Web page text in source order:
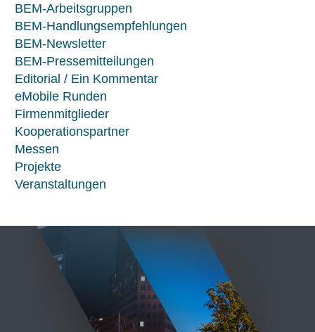
BEM-Arbeitsgruppen
BEM-Handlungsempfehlungen
BEM-Newsletter
BEM-Pressemitteilungen
Editorial / Ein Kommentar
eMobile Runden
Firmenmitglieder
Kooperationspartner
Messen
Projekte
Veranstaltungen